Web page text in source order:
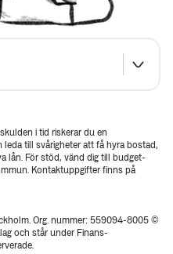
i tid riskerar du en
till svårigheter att få hyra bostad,
lån. För stöd, vänd dig till budget-
Kontaktuppgifter finns på
Org. nummer: 559094-8005 ©
och står under Finans­